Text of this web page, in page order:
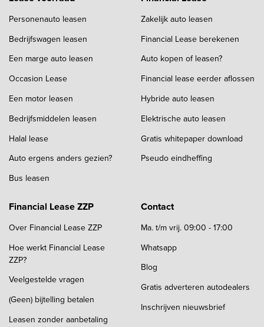
Personenauto leasen
Bedrijfswagen leasen
Een marge auto leasen
Occasion Lease
Een motor leasen
Bedrijfsmiddelen leasen
Halal lease
Auto ergens anders gezien?
Bus leasen
Zakelijk auto leasen
Financial Lease berekenen
Auto kopen of leasen?
Financial lease eerder aflossen
Hybride auto leasen
Elektrische auto leasen
Gratis whitepaper download
Pseudo eindheffing
Financial Lease ZZP
Over Financial Lease ZZP
Hoe werkt Financial Lease
ZZP?
Veelgestelde vragen
(Geen) bijtelling betalen
Leasen zonder aanbetaling
Contact
Ma. t/m vrij. 09:00 - 17:00
Whatsapp
Blog
Gratis adverteren autodealers
Inschrijven nieuwsbrief